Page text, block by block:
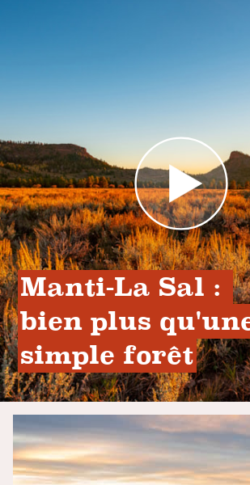
Manti-La Sal :
bien plus
simple forêt